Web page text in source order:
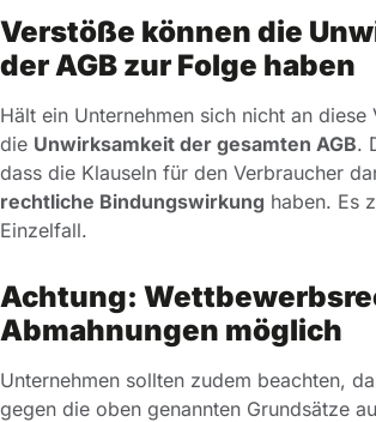
Verstöße können die
der AGB zur Folge haben
Hält ein Unternehmen sich nicht an
die Unwirksamkeit der gesamten AGB.
dass die Klauseln für den Verbraucher
rechtliche Bindungswirkung haben. Es
Einzelfall.
Achtung:
Abmahnungen möglich
Unternehmen sollten zudem beachten,
gegen die oben genannten Grundsätze